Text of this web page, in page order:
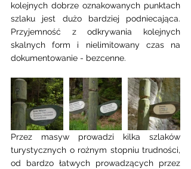
kolejnych dobrze oznakowanych punktach
szlaku jest dużo bardziej podniecająca.
Przyjemność z odkrywania kolejnych
skalnych form i nielimitowany czas na
dokumentowanie - bezcenne.
Przez masyw prowadzi kilka szlaków
turystycznych o rożnym stopniu trudności,
od bardzo łatwych prowadzących przez